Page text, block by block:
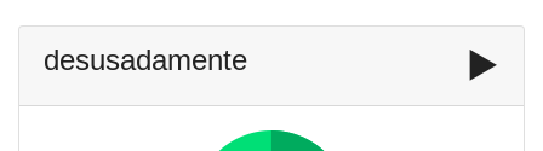
desusadamente ▶️